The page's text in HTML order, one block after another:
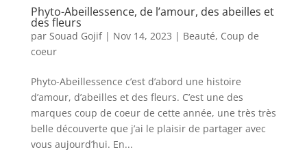
Phyto-Abeillessence, de l’amour, des abeilles et
des fleurs
par Souad Gojif| Nov 14, 2023 | Beauté, Coup de
coeur
Phyto-Abeillessence c’est d’abord une histoire
d’amour, d’abeilles et des fleurs. C’est une des
marques coup de coeur de cette année, une très très
belle découverte que j’ai le plaisir de partager avec
vous aujourd’hui. En...